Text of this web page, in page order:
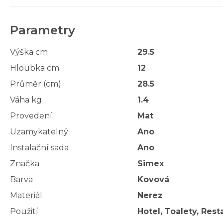
Parametry
Výška cm
29.5
Hloubka cm
12
Průměr (cm)
28.5
Váha kg
1.4
Provedení
Mat
Uzamykatelný
Ano
Instalační sada
Ano
Značka
Simex
Barva
Kovová
Materiál
Nerez
Použití
Hotel, Toalety,